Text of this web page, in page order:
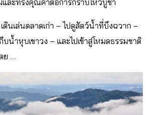
ละทรงคุณค่าต่อการกราบไหว้บูชา
ดินเล่นตลาดเก่า – ไปดูสัตว์น้ำที่บึงฉวาก –
น้ำหุบเขาวง – และไปเข้าสู่โหมดธรรมชาติ
ย …